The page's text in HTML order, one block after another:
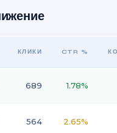
КЛИКИ CTR %
689 1.78%
564 2.65%